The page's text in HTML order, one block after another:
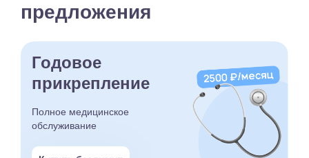
предложения
Годовое
прикрепление
Полное медицинское
обслуживание